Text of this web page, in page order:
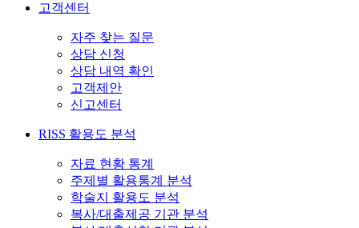
고객센터
자주 찾는 질문
상담 신청
상담 내역 확인
고객제안
신고센터
RISS 활용도 분석
자료 현황 통계
주제별 활용통계 분석
학술지 활용도 분석
복사/대출제공 기관 분석